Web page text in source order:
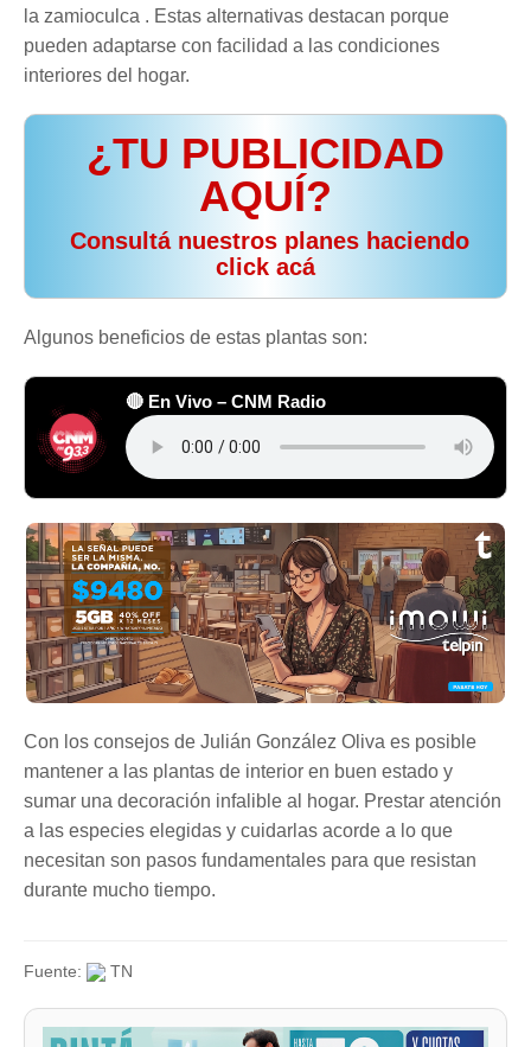
la zamioculca . Estas alternativas destacan porque
pueden adaptarse con facilidad a las condiciones
interiores del hogar.
¿TU PUBLICIDAD
AQUÍ?
️ Consultá nuestros planes haciendo
click acá
Algunos beneficios de estas plantas son:
🔴 En Vivo – CNM Radio
Con los consejos de Julián González Oliva es posible
mantener a las plantas de interior en buen estado y
sumar una decoración infalible al hogar. Prestar atención
a las especies elegidas y cuidarlas acorde a lo que
necesitan son pasos fundamentales para que resistan
durante mucho tiempo.
Fuente: TN